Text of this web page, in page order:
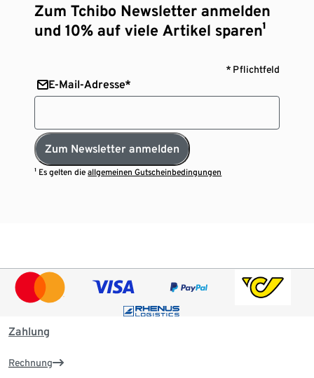
Zum Tchibo Newsletter anmelden
und 10% auf viele Artikel sparen¹
* Pflichtfeld
E-Mail-Adresse*
Zum Newsletter anmelden
¹ Es gelten dieallgemeinen Gutscheinbedingungen
Zahlung
Rechnung